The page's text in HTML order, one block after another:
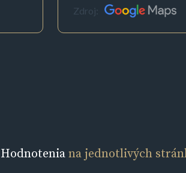
Zdroj:
Hodnoteniana jednotlivých